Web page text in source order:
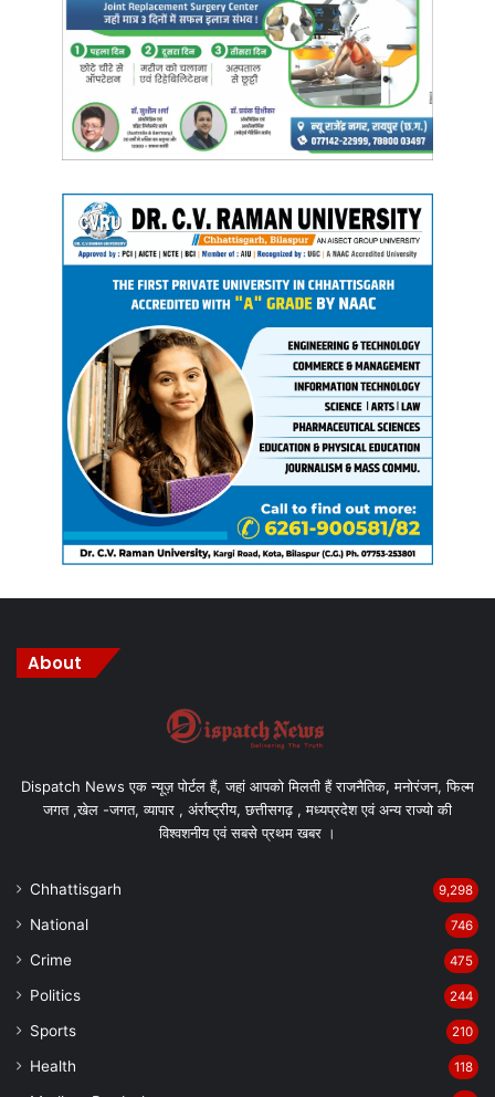
मुख्यमंत्री ने युवाओं को संबोधित करते हुए कहा कि इस योजना का उद्देश्य शिक्षित
बेरोजगारों को केवल आर्थिक संबल प्रदान करना भर नहीं है, बल्कि हमारा लक्ष्य
उन्हें रोजगार और स्वरोजगार से जोड़ना भी है। उन्होंने कहा कि योजना के
हितग्राहियों के लिए कौशल प्रशिक्षण की व्यवस्था भी की गई है, ताकि वे अपने
कौशल को निखारते हुए रोजगार और स्वरोजगार के अवसरों का लाभ उठा सकें।
मुख्यमंत्री श्री बघेल ने युवाओं को संबोधित करते हुए कहा कि छः माह पहले जब ये
योजना शुरू हुई थी तो कई लोगों के मन में शंकाएं थीं। हालांकि बेरोजगारी भत्ता
योजना सफलतापूर्वक लागू हुई और आनलाइन माध्यम से बेरोजगारी भत्ता सीधे
हितग्राहियों के खाते में पहुंच रहा है।
मुख्यमंत्री श्री भूपेश बघेल के निर्देशानुसार बेरोजगारी भत्ते के लिए चयनित
अभ्यर्थियों को कौशल प्रशिक्षण भी प्रदान किया जा रहा है। अभी तक ऐसे 7 हजार
464 अभ्यर्थी प्रशिक्षित होकर रोजगार से जुड़ गए हैं जबकि 1 हजार 7 सौ 96
अभ्यर्थियों को प्रशिक्षण भी जल्दी ही शुरू हो जाएगा।
इस दौरान मुख्यमंत्री ने आईटीआई के 109 प्रशिक्षण अधिकारियों को नियुक्ति पत्र
सौंपा। आईटीआई के प्रशिक्षण अधिकारी के कुल 920 पद विज्ञापित किए गए थे
जिनमें से 82 पदों के लिए पहले ही नियुक्ति पत्र जारी कर दिए गए हैं। इसी तरह से
मुख्यमंत्री श्री बघेल ने आज छात्रावास अधीक्षक के पद के लिए भी 6 अभ्यर्थियों
को नियुक्ति पत्र सौंपा।
संभाग में शिक्षक और व्याख्याता के पद पर चयनित 2 हजार 161 अभ्यर्थियों को
नियुक्ति पत्र सौंपा। इनमे से 2 हजार 139 सहायक शिक्षक तथा 22 व्याख्याता
बेरोजगारी भत्ता वितरण तथा नियुक्ति पत्र वितरण कार्यक्रम में स्कूल शिक्षा विभाग
संचालक लोक शिक्षण श्री सुनील जैन समेत अन्य विभागीय अधिकारी तथा
बेरोजगारी भत्ता योजना के हितग्राही उपस्थित थे।
About
Dispatch News एक न्यूज़ पोर्टल हैं, जहां आपको मिलती हैं राजनैतिक, मनोरंजन, फिल्म
जगत ,खेल -जगत, व्यापार , अंर्राष्ट्रीय, छत्तीसगढ़ , मध्यप्रदेश एवं अन्य राज्यो की
विश्वशनीय एवं सबसे प्रथम खबर ।
Chhattisgarh 9,298
National 746
Crime 475
Politics 244
Sports 210
Health 118